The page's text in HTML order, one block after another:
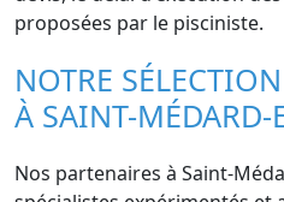
proposées par le pisciniste.
NOTRE
À SAINT-MÉDARD-
Nos partenaires à Saint-